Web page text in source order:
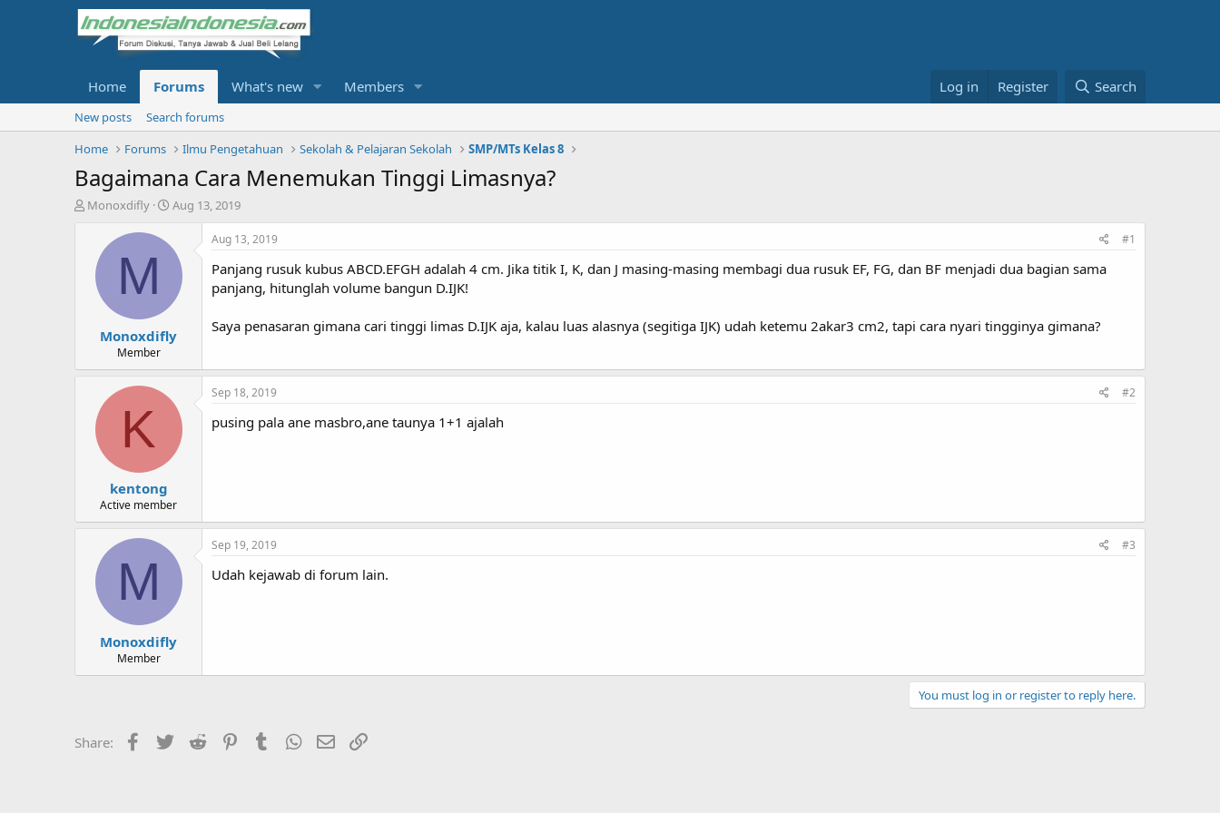
Home Forums What's new Members Log in Register Search
New posts
Search forums
Home
Forums Ilmu Pengetahuan Sekolah & Pelajaran Sekolah SMP/MTs Kelas 8
Bagaimana Cara Menemukan Tinggi Limasnya?
T
t
Monoxdifly
S
r
a
e
Aug 13, 2019
M
Monoxdifly
Member
Aug 13, 2019 #1
Panjang rusuk kubus ABCD.EFGH adalah 4 cm. Jika titik I, K, dan J masing-masing membagi dua rusuk EF, FG, dan BF menjadi dua bagian sama
panjang, hitunglah volume bangun D.IJK!
Saya penasaran gimana cari tinggi limas D.IJK aja, kalau luas alasnya (segitiga IJK) udah ketemu 2akar3 cm2, tapi cara nyari tingginya gimana?
K
kentong
Active member
Sep 18, 2019 #2
pusing pala ane masbro,ane taunya 1+1 ajalah
M
Monoxdifly
Member
Sep 19, 2019 #3
Udah kejawab di forum lain.
You must log in or register to reply here.
Share: Facebook
Twitter Reddit PinterestTumblrWhatsApp
Email